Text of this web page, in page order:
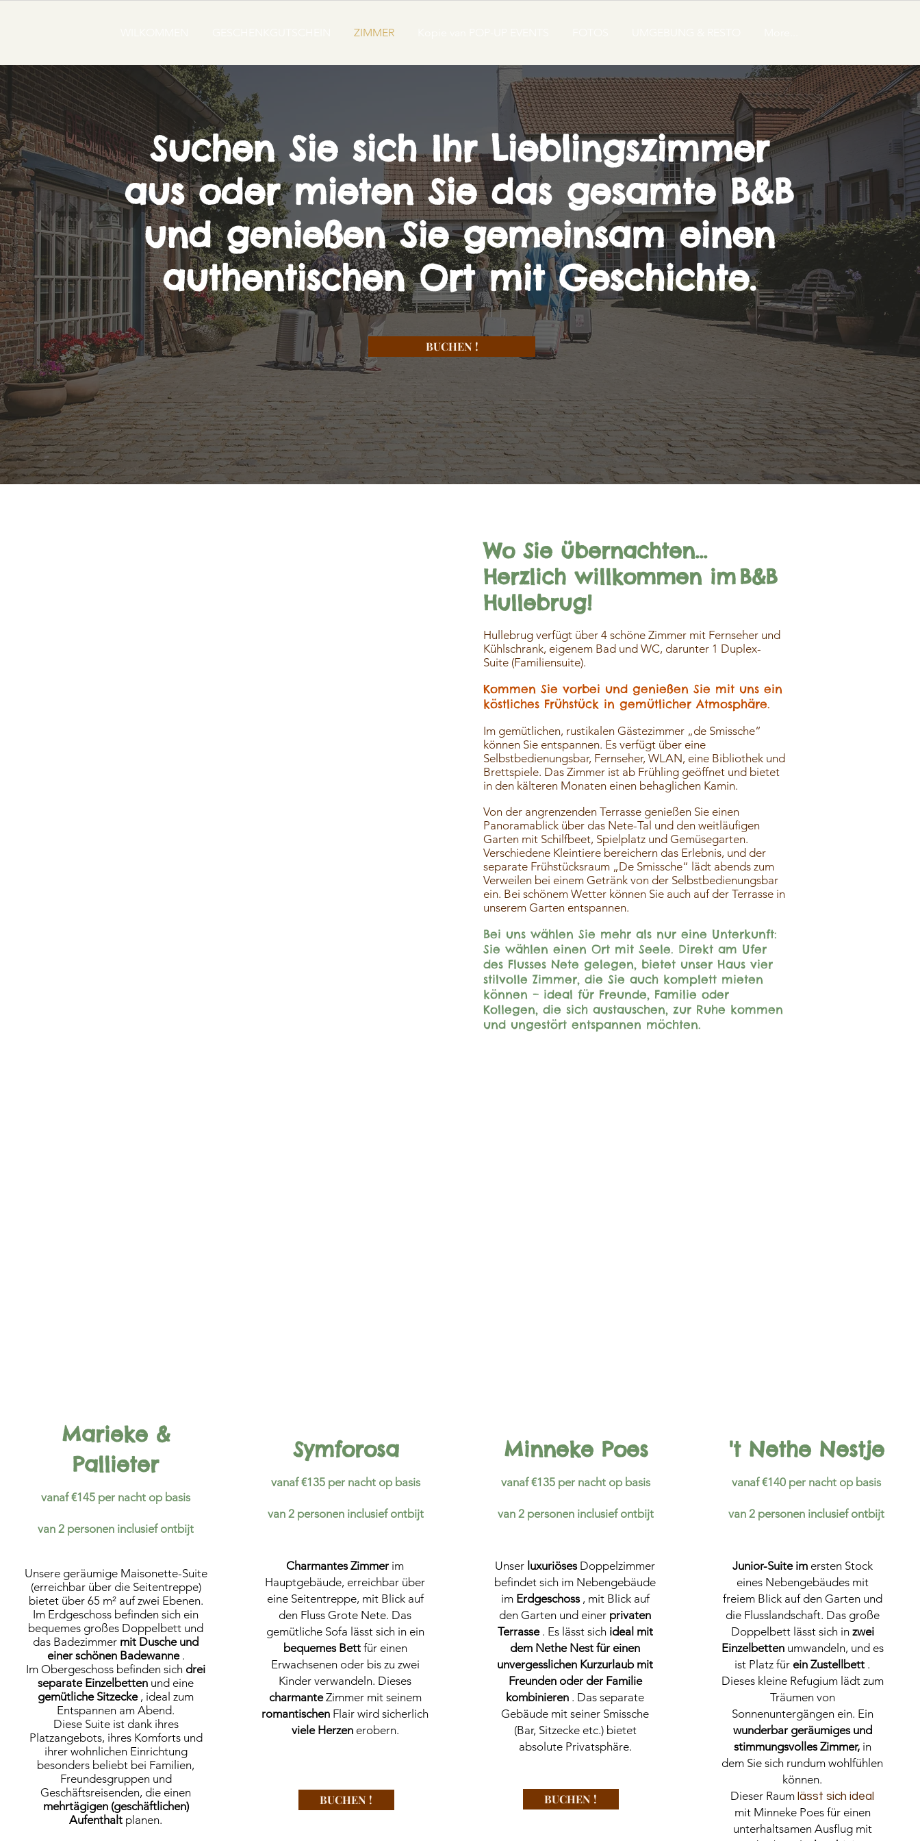
ZIMMER
Suchen Sie sich Ihr Lieblingszimmer
aus oder mieten Sie das gesamte B&B
und genießen Sie gemeinsam einen
authentischen Ort mit Geschichte.
BUCHEN !
Wo Sie übernachten...
Herzlich willkommen imB&B
Hullebrug!
Hullebrug verfügt über 4 schöne Zimmer mit Fernseher und
Kühlschrank, eigenem Bad und WC, darunter 1 Duplex-
Suite (Familiensuite).
Kommen Sie vorbei und genießen Sie mit uns ein
köstliches Frühstück in gemütlicher Atmosphäre.
Im gemütlichen, rustikalen Gästezimmer „de Smissche“
können Sie entspannen. Es verfügt über eine
Selbstbedienungsbar, Fernseher, WLAN, eine Bibliothek und
Brettspiele. Das Zimmer ist ab Frühling geöffnet und bietet
in den kälteren Monaten einen behaglichen Kamin.
Von der angrenzenden Terrasse genießen Sie einen
Panoramablick über das Nete-Tal und den weitläufigen
Garten mit Schilfbeet, Spielplatz und Gemüsegarten.
Verschiedene Kleintiere bereichern das Erlebnis, und der
separate Frühstücksraum „De Smissche“ lädt abends zum
Verweilen bei einem Getränk von der Selbstbedienungsbar
ein. Bei schönem Wetter können Sie auch auf der Terrasse in
unserem Garten entspannen.
Bei uns wählen Sie mehr als nur eine Unterkunft:
Sie wählen einen Ort mit Seele. Direkt am Ufer
des Flusses Nete gelegen, bietet unser Haus vier
stilvolle Zimmer, die Sie auch komplett mieten
können – ideal für Freunde, Familie oder
Kollegen, die sich austauschen, zur Ruhe kommen
und ungestört entspannen möchten.
Marieke &
Pallieter
vanaf €145 per nacht op basis
van 2 personen inclusief ontbijt
Unsere geräumige Maisonette-Suite
(erreichbar über die Seitentreppe)
bietet über 65 m² auf zwei Ebenen.
Im Erdgeschoss befinden sich ein
bequemes großes Doppelbett und
das Badezimmer mit Dusche und
einer schönen Badewanne.
Im Obergeschoss befinden sich drei
separate Einzelbetten und eine
gemütliche Sitzecke, ideal zum
Entspannen am Abend.
Diese Suite ist dank ihres
Platzangebots, ihres Komforts und
ihrer wohnlichen Einrichtung
besonders beliebt bei Familien,
Freundesgruppen und
Geschäftsreisenden, die einen
mehrtägigen (geschäftlichen)
Aufenthalt planen.
Symforosa
vanaf €135 per nacht op basis
van 2 personen inclusief ontbijt
Charmantes Zimmer im
Hauptgebäude, erreichbar über
eine Seitentreppe, mit Blick auf
den Fluss Grote Nete. Das
gemütliche Sofa lässt sich in ein
bequemes Bettfür einen
Erwachsenen oder bis zu zwei
Kinder verwandeln. Dieses
charmanteZimmer mit seinem
romantischen Flair wird sicherlich
viele Herzenerobern.
BUCHEN !
Minneke Poes
vanaf €135 per nacht op basis
van 2 personen inclusief ontbijt
Unser luxuriösesDoppelzimmer
befindet sich im Nebengebäude
im Erdgeschoss, mit Blick auf
den Garten und einer privaten
Terrasse. Es lässt sich ideal mit
dem Nethe Nest für einen
unvergesslichen Kurzurlaub mit
Freunden oder der Familie
kombinieren . Das separate
Gebäude mit seiner Smissche
(Bar, Sitzecke etc.) bietet
absolute Privatsphäre.
BUCHEN !
't Nethe Nestje
vanaf €140 per nacht op basis
van 2 personen inclusief ontbijt
Junior-Suite im ersten Stock
eines Nebengebäudes mit
freiem Blick auf den Garten und
die Flusslandschaft. Das große
Doppelbett lässt sich in zwei
Einzelbettenumwandeln, und es
ist Platz für ein Zustellbett .
Dieses kleine Refugium lädt zum
Träumen von
Sonnenuntergängen ein. Ein
wunderbar geräumiges und
stimmungsvolles Zimmer,in
dem Sie sich rundum wohlfühlen
können.
Dieser Raum lässt sich ideal
mit Minneke Poes für einen
unterhaltsamen Ausflug mit